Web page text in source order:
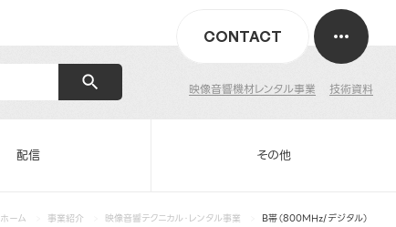
映像音響機材レンタル事業 技術資料
CONTACT
配信 その他
ホーム 事業紹介 映像音響テクニカル・レンタル事業 B帯（800MHz/デジタル）